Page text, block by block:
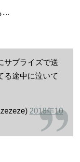
…
サプライズで送
る途中に泣いて
2018年10